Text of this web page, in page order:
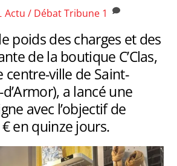
Actu / DébatTribune 1
poids des charges et des
de la boutique C’Clas,
centre-ville de Saint-
a lancé une
avec l’objectif de
en quinze jours.